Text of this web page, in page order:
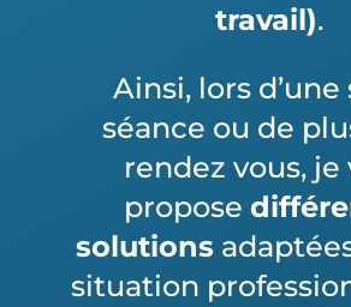
travail).
Ainsi, lors d’une
séance ou de
rendez vous, je
propose
solutions
situation